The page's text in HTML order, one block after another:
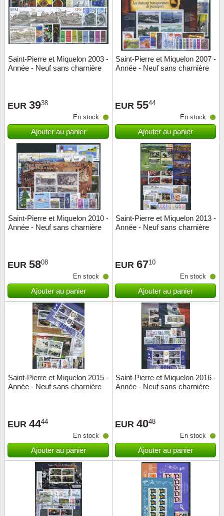
Saint-Pierre et Miquelon 2003 -
Année - Neuf sans charnière
EUR 3938
En stock
Ajouter au panier
Saint-Pierre et Miquelon 2007 -
Année - Neuf sans charnière
EUR 5544
En stock
Ajouter au panier
Saint-Pierre et Miquelon 2010 -
Année - Neuf sans charnière
EUR 5808
En stock
Ajouter au panier
Saint-Pierre et Miquelon 2013 -
Année - Neuf sans charnière
EUR 6710
En stock
Ajouter au panier
Saint-Pierre et Miquelon 2015 -
Année - Neuf sans charnière
EUR 4444
En stock
Ajouter au panier
Saint-Pierre et Miquelon 2016 -
Année - Neuf sans charnière
EUR 4048
En stock
Ajouter au panier